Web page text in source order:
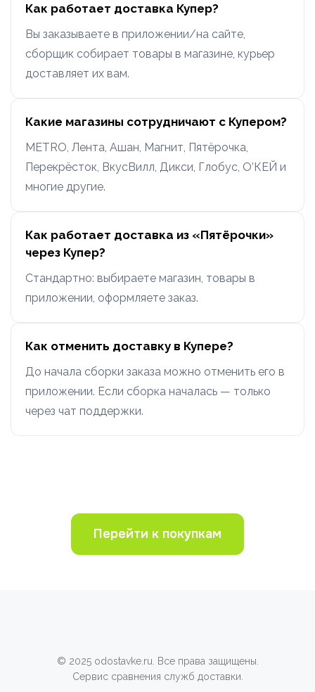
Как работает доставка Купер?
Вы заказываете в приложении/на сайте,
сборщик собирает товары в магазине, курьер
доставляет их вам.
Какие магазины сотрудничают с Купером?
METRO, Лента, Ашан, Магнит, Пятёрочка,
Перекрёсток, ВкусВилл, Дикси, Глобус, О’КЕЙ и
многие другие.
Как работает доставка из «Пятёрочки»
через Купер?
Стандартно: выбираете магазин, товары в
приложении, оформляете заказ.
Как отменить доставку в Купере?
До начала сборки заказа можно отменить его в
приложении. Если сборка началась — только
через чат поддержки.
Перейти к покупкам
© 2025 odostavke.ru. Все права защищены.
Сервис сравнения служб доставки.